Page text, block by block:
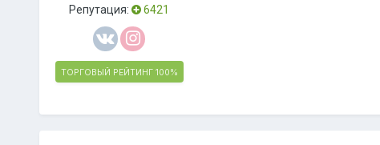
Репутация:
6421
ТОРГОВЫЙ РЕЙТИНГ 100%